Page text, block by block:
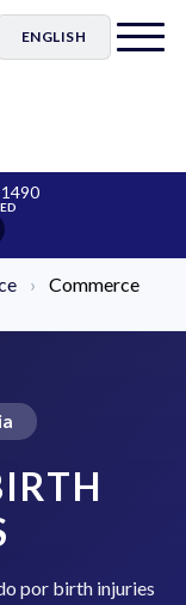
ENGLISH
›
Commerce
por birth injuries